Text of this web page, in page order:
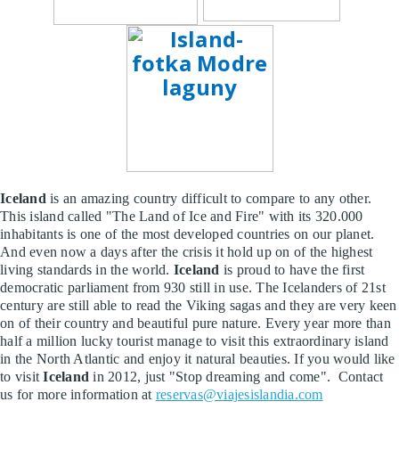
Iceland is an amazing country difficult to compare to any other.
This island called "The Land of Ice and Fire" with its 320.000
inhabitants is one of the most developed countries on our planet.
And even now a days after the crisis it hold up on of the highest
living standards in the world. Iceland is proud to have the first
democratic parliament from 930 still in use. The Icelanders of 21st
century are still able to read the Viking sagas and they are very keen
on of their country and beautiful pure nature. Every year more than
half a million lucky tourist manage to visit this extraordinary island
in the North Atlantic and enjoy it natural beauties. If you would like
to visitIcelandin 2012, just "Stop dreaming and come". Contact
us for more information at reservas@viajesislandia.com